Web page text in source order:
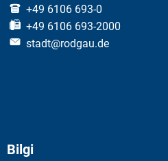
+49 6106 693-0
+49 6106 693-2000
stadt@rodgau.de
Bilgi